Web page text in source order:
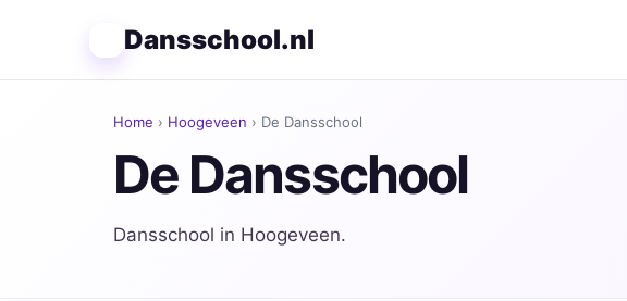
Dansschool.nl
Home › Hoogeveen › De Dansschool
De Dansschool
Dansschool in Hoogeveen.